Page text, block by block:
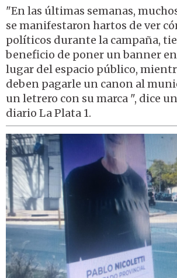
"En las últimas semanas,
se manifestaron hartos de ver
políticos durante la campaña,
beneficio de poner un banner
lugar del espacio público,
deben pagarle un canon al
un letrero con su marca ", dice
diario La Plata 1.